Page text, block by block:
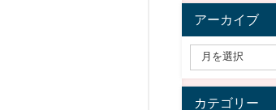
アーカイブ
カテゴリー